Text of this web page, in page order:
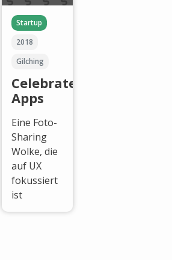
Startup
2018
Gilching
Celebrate
Apps
Eine Foto-
Sharing
Wolke, die
auf UX
fokussiert
ist